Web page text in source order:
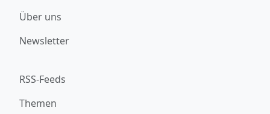
Über uns
Newsletter
RSS-Feeds
Themen